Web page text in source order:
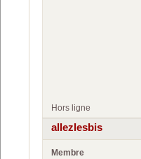
Hors ligne
allezlesbis
Membre